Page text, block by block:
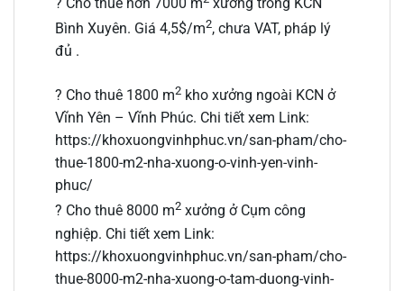
Bình Xuyên. Giá 4,5$/m2, chưa VAT, pháp lý
đủ .
? Cho thuê 1800 m2 kho xưởng ngoài KCN ở
Vĩnh Yên – Vĩnh Phúc. Chi tiết xem Link:
https://khoxuongvinhphuc.vn/san-pham/cho-
thue-1800-m2-nha-xuong-o-vinh-yen-vinh-
phuc/
? Cho thuê 8000 m2 xưởng ở Cụm công
nghiệp. Chi tiết xem Link:
https://khoxuongvinhphuc.vn/san-pham/cho-
thue-8000-m2-nha-xuong-o-tam-duong-vinh-